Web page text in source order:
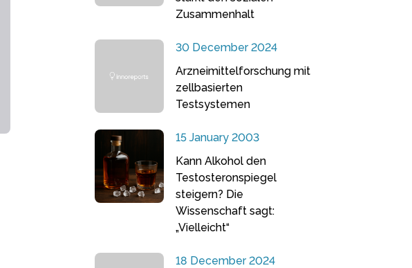
Zusammenhalt
30 December 2024
Arzneimittelforschung mit
zellbasierten
Testsystemen
15 January 2003
Kann Alkohol den
Testosteronspiegel
steigern? Die
Wissenschaft sagt:
„Vielleicht“
18 December 2024